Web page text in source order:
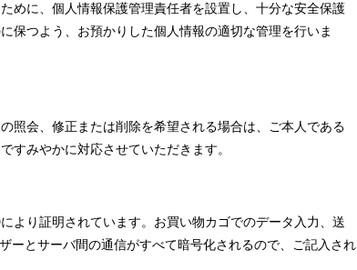
めに、個人情報保護管理責任者を設置し、十分な安全保護
保つよう、お預かりした個人情報の適切な管理を行いま
照会、修正または削除を希望される場合は、ご本人である
すみやかに対応させていただきます。
より証明されています。お買い物カゴでのデータ入力、送
ーとサーバ間の通信がすべて暗号化されるので、ご記入され